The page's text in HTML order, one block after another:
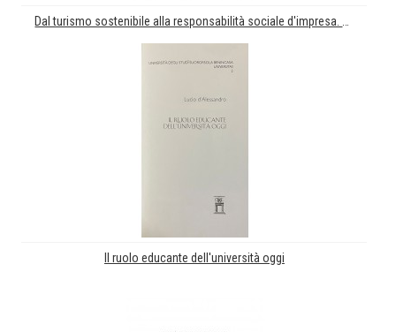
Il ruolo educante dell'università oggi